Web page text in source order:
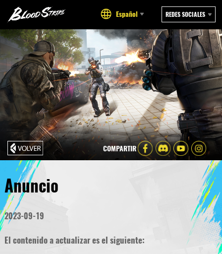
Español REDES SOCIALES
COMPARTIR
Anuncio
2023-09-19
El contenido a actualizar es el siguiente: